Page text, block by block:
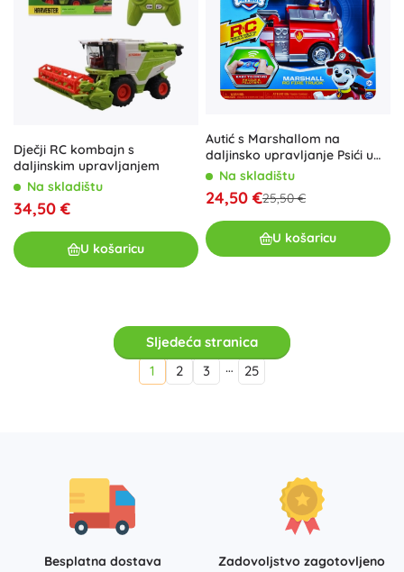
Dječji RC kombajn s
daljinskim upravljanjem
Na skladištu
34,50 €
U košaricu
Autić s Marshallom na
daljinsko upravljanje Psići u
ophodnji
Na skladištu
24,50 €25,50 €
U košaricu
Sljedeća stranica
1
2 3 … 25
Besplatna dostava
Zadovoljstvo zagotovljeno